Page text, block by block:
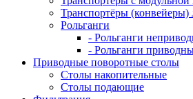
Транспортёры (конвейеры)
Рольганги
- Рольганги
- Рольганги
Приводные поворотные столы
Столы накопительные
Столы подающие